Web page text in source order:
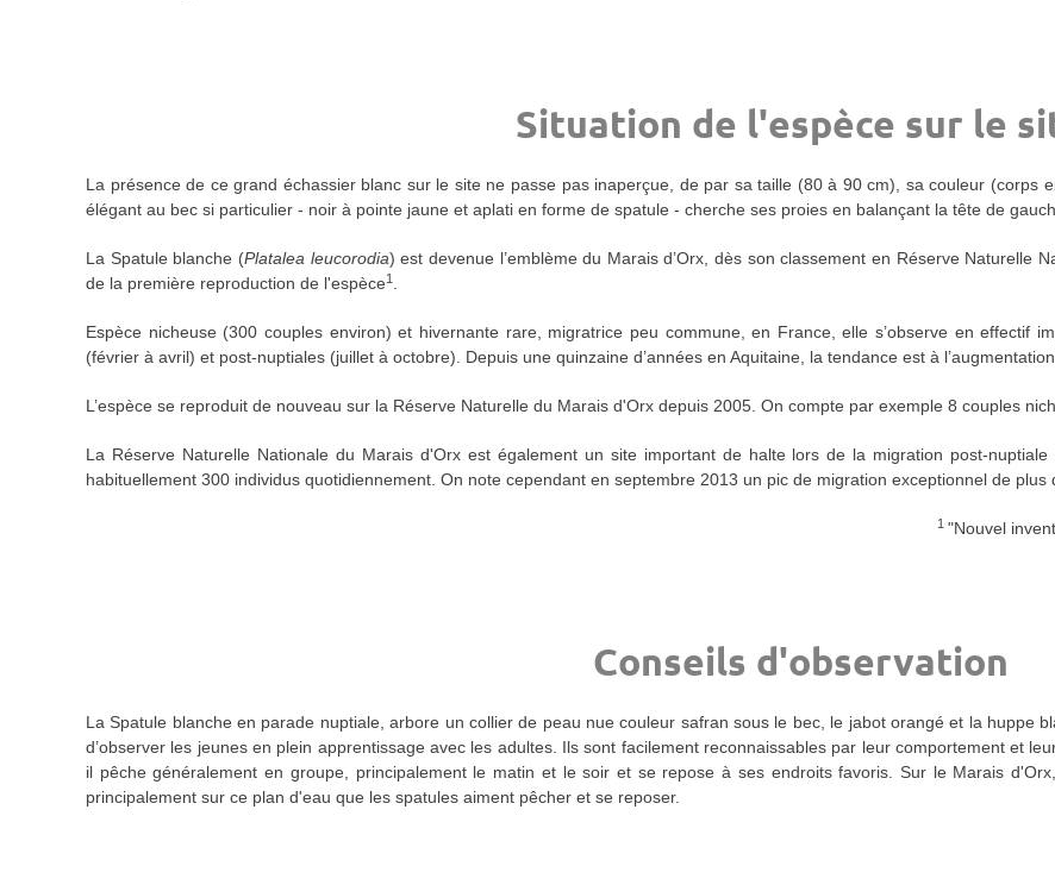
Situation de l'espèce sur le
La présence de ce grand échassier blanc sur le site ne passe pas inaperçue, de par sa taille (80 à 90 cm), sa couleur (corps
élégant au bec si particulier - noir à pointe jaune et aplati en forme de spatule - cherche ses proies en balançant la tête de
La Spatule blanche (Platalea leucorodia) est devenue l’emblème du Marais d’Orx, dès son classement en Réserve Naturelle
de la première reproduction de l'espèce1
Espèce nicheuse (300 couples environ) et hivernante rare, migratrice peu commune, en France, elle s’observe en effectif
(février à avril) et post-nuptiales (juillet à octobre). Depuis une quinzaine d’années en Aquitaine, la tendance est à
L’espèce se reproduit de nouveau sur la Réserve Naturelle du Marais d'Orx depuis 2005. On compte par exemple 8 couples
La Réserve Naturelle Nationale du Marais d'Orx est également un site important de halte lors de la migration post-
habituellement 300 individus quotidiennement. On note cependant en septembre 2013 un pic de migration exceptionnel de plus
1 "Nouvel
Conseils d'observation
La Spatule blanche en parade nuptiale, arbore un collier de peau nue couleur safran sous le bec, le jabot orangé et la huppe
d’observer les jeunes en plein apprentissage avec les adultes. Ils sont facilement reconnaissables par leur comportement et
il pêche généralement en groupe, principalement le matin et le soir et se repose à ses endroits favoris. Sur le Marais
principalement sur ce plan d'eau que les spatules aiment pêcher et se reposer.